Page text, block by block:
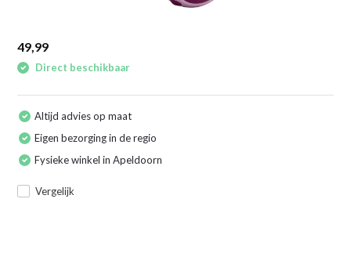
49,99
Direct beschikbaar
Altijd advies op maat
Eigen bezorging in de regio
Fysieke winkel in Apeldoorn
Vergelijk